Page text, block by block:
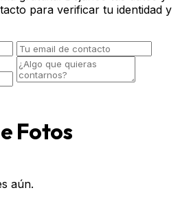
para verificar tu identidad y
Fotos
aún.